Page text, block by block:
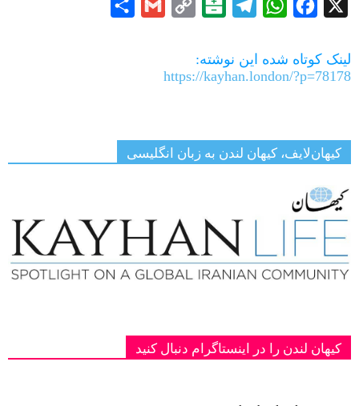
X
Facebook
WhatsApp
Telegram
Balatarin
Copy
Gmail
لینک کوتاه شده این نوشته:
https://kayhan.london/?p=78178
کیهان‌لایف، کیهان لندن به زبان انگلیسی
کیهان لندن را در اینستاگرام دنبال کنید